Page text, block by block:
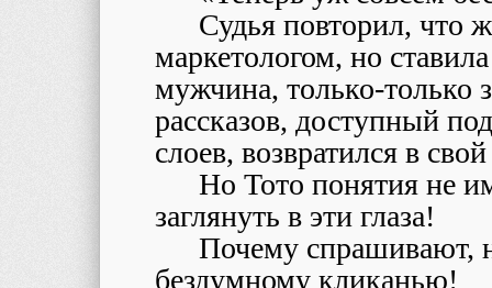
Судья повторил, что
маркетологом, но
мужчина, только-только
рассказов, доступный
слоев, возвратился в
Но Тото понятия не
заглянуть в эти глаза!
Почему спрашивают,
бездумному кликанью!